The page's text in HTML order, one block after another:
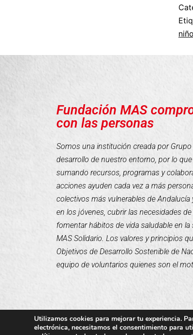
Fundación MAS
con las personas
Somos una institución creada por
desarrollo de nuestro entorno, por lo
sumando recursos, programas y
acciones ayuden cada vez a más
colectivos más vulnerables de
en los jóvenes, cubrir las necesidades
fomentar hábitos de vida saludable en
MAS Solidario. Los valores y principios
Objetivos de Desarrollo Sostenible de
equipo de voluntarios quienes son el
Utilizamos cookies para mejorar tu experiencia.
electrónica, necesitamos el consentimiento para